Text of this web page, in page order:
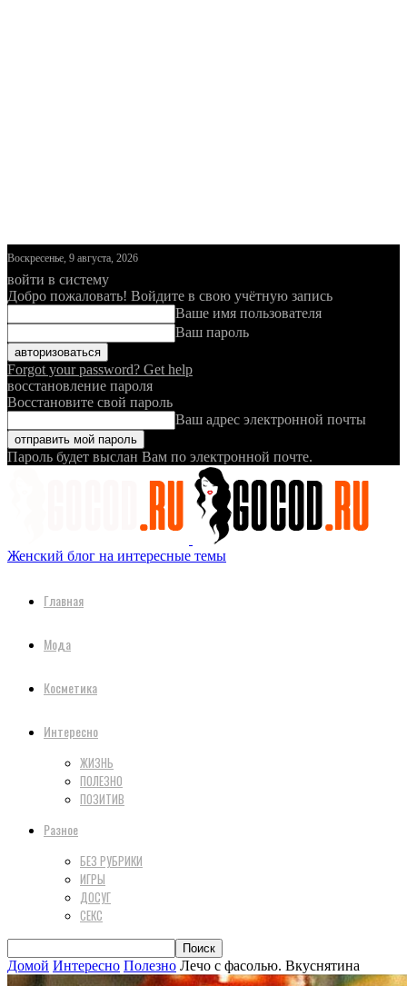
Воскресенье, 9 августа, 2026
войти в систему
Добро пожаловать! Войдите в свою учётную запись
Ваше имя пользователя
Ваш пароль
Forgot your password? Get help
восстановление пароля
Восстановите свой пароль
Ваш адрес электронной почты
Пароль будет выслан Вам по электронной почте.
Женский блог на интересные темы
Главная
Мода
Косметика
Интересно
ЖИЗНЬ
ПОЛЕЗНО
ПОЗИТИВ
Разное
БЕЗ РУБРИКИ
ИГРЫ
ДОСУГ
СЕКС
Домой Интересно Полезно Лечо с фасолью. Вкуснятина